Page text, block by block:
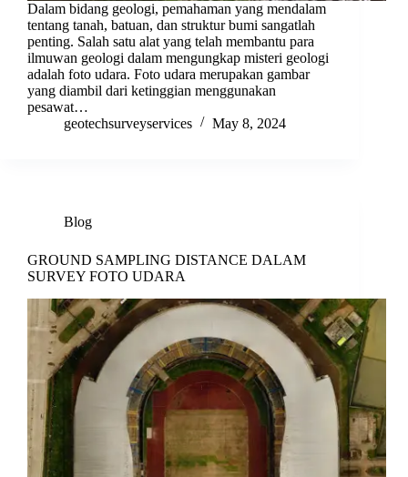
Dalam bidang geologi, pemahaman yang mendalam
tentang tanah, batuan, dan struktur bumi sangatlah
penting. Salah satu alat yang telah membantu para
ilmuwan geologi dalam mengungkap misteri geologi
adalah foto udara. Foto udara merupakan gambar
yang diambil dari ketinggian menggunakan
pesawat…
geotechsurveyservices
May 8, 2024
Blog
GROUND SAMPLING DISTANCE DALAM
SURVEY FOTO UDARA